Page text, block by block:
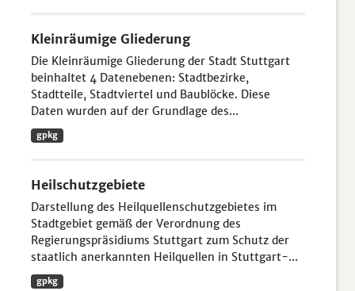
Kleinräumige Gliederung
Die Kleinräumige Gliederung der Stadt Stuttgart
beinhaltet 4 Datenebenen: Stadtbezirke,
Stadtteile, Stadtviertel und Baublöcke. Diese
Daten wurden auf der Grundlage des...
gpkg
Heilschutzgebiete
Darstellung des Heilquellenschutzgebietes im
Stadtgebiet gemäß der Verordnung des
Regierungspräsidiums Stuttgart zum Schutz der
staatlich anerkannten Heilquellen in Stuttgart-...
gpkg